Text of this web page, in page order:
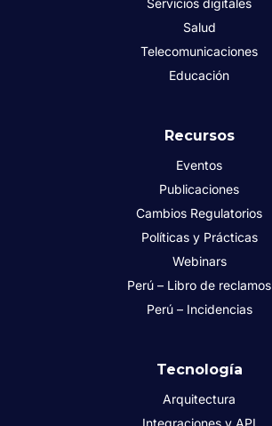
Servicios digitales
Salud
Telecomunicaciones
Educación
Recursos
Eventos
Publicaciones
Cambios Regulatorios
Políticas y Prácticas
Webinars
Perú – Libro de reclamos
Perú – Incidencias
Tecnología
Arquitectura